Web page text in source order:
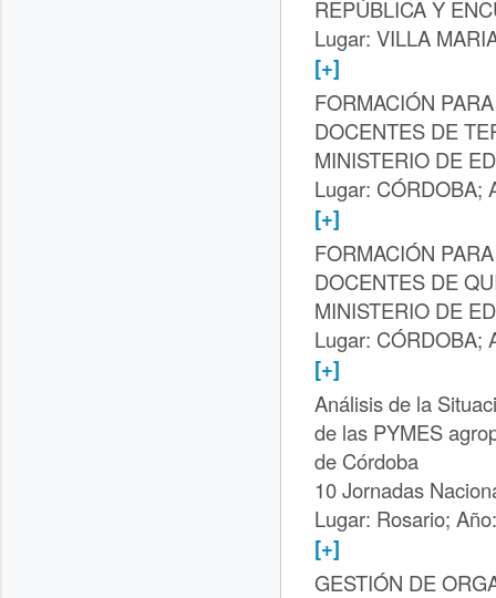
REPÚBLICA Y
Lugar: VILLA
[+]
FORMACIÓN
DOCENTES DE
MINISTERIO DE
Lugar: CÓRDOBA;
[+]
FORMACIÓN
DOCENTES DE
MINISTERIO DE
Lugar: CÓRDOBA;
[+]
Análisis de la
de las PYMES
de Córdoba
10 Jornadas
Lugar: Rosario;
[+]
GESTIÓN DE